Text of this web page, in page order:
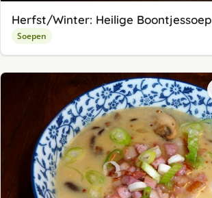
Herfst/Winter: Heilige Boontjessoep
Soepen